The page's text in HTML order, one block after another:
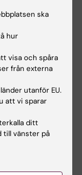
3 8 900 SEK
ska
hur
visa och spåra
från externa
utanför EU.
att vi sparar
ditt
till vänster på